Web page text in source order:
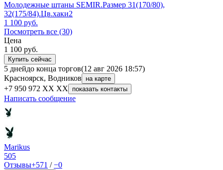
Молодежные штаны SEMIR.Размер 31(170/80),
32(175/84).Цв.хаки2
1 100 руб.
Посмотреть все (30)
Цена
1 100 руб.
Купить сейчас
5 днейдо конца торгов(12 авг 2026 18:57)
Красноярск, Водников
на карте
+7 950 972 XX XX показать контакты
Написать сообщение
Marikus
505
Отзывы+571 /−0